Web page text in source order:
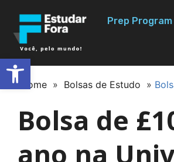
Prep Program
Home » Bolsas de Estudo »
Bolsa de
ano na
Abrir a barra de ferramentas